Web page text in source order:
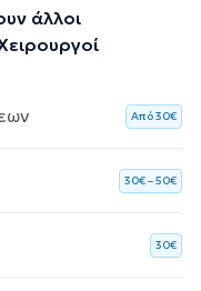
άλλοι
Aπό 30€
30€ – 50€
30€